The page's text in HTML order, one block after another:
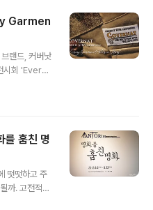
Garmen
랜드, 커버낫
시회 'Every
전 공개된 룩
없이 들려왔
관심과 '옷
때문에 커버
주말에는 소
를 훔친 명
떳떳하고 주
까. 고전적인